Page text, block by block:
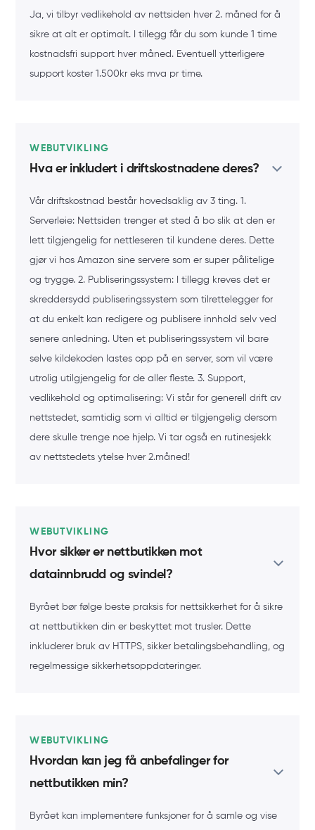
Ja, vi tilbyr vedlikehold av nettsiden hver 2. måned for å
sikre at alt er optimalt. I tillegg får du som kunde 1 time
kostnadsfri support hver måned. Eventuell ytterligere
support koster 1.500kr eks mva pr time.
WEBUTVIKLING
Hva er inkludert i driftskostnadene deres?
Vår driftskostnad består hovedsaklig av 3 ting. 1.
Serverleie: Nettsiden trenger et sted å bo slik at den er
lett tilgjengelig for nettleseren til kundene deres. Dette
gjør vi hos Amazon sine servere som er super pålitelige
og trygge. 2. Publiseringssystem: I tillegg kreves det er
skreddersydd publiseringssystem som tilrettelegger for
at du enkelt kan redigere og publisere innhold selv ved
senere anledning. Uten et publiseringssystem vil bare
selve kildekoden lastes opp på en server, som vil være
utrolig utilgjengelig for de aller fleste. 3. Support,
vedlikehold og optimalisering: Vi står for generell drift av
nettstedet, samtidig som vi alltid er tilgjengelig dersom
dere skulle trenge noe hjelp. Vi tar også en rutinesjekk
av nettstedets ytelse hver 2.måned!
WEBUTVIKLING
Hvor sikker er nettbutikken mot
datainnbrudd og svindel?
Byrået bør følge beste praksis for nettsikkerhet for å sikre
at nettbutikken din er beskyttet mot trusler. Dette
inkluderer bruk av HTTPS, sikker betalingsbehandling, og
regelmessige sikkerhetsoppdateringer.
WEBUTVIKLING
Hvordan kan jeg få anbefalinger for
nettbutikken min?
Byrået kan implementere funksjoner for å samle og vise